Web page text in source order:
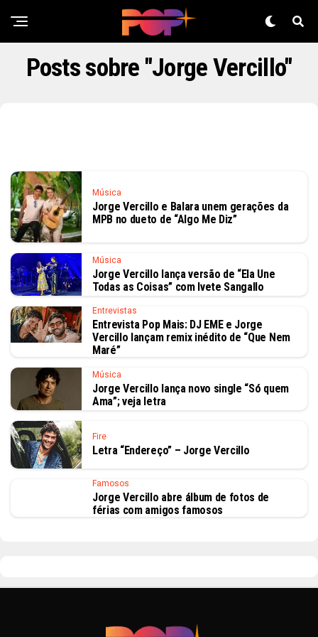
Posts sobre "Jorge Vercillo"
Música
Jorge Vercillo e Balara unem gerações da
MPB no dueto de “Algo Me Diz”
Música
Jorge Vercillo lança versão de “Ela Une
Todas as Coisas” com Ivete Sangallo
Entrevistas
Entrevista Pop Mais: DJ EME e Jorge
Vercillo lançam remix inédito de “Que Nem
Maré”
Música
Jorge Vercillo lança novo single “Só quem
Ama”; veja letra
Fire
Letra “Endereço” – Jorge Vercillo
Famosos
Jorge Vercillo abre álbum de fotos de
férias com amigos famosos